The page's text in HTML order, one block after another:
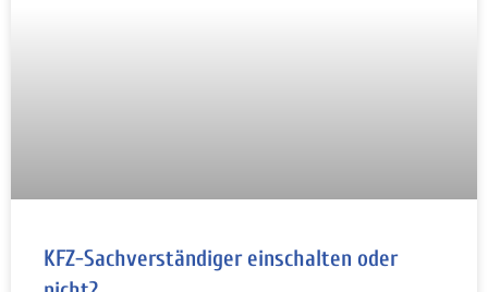
KFZ-Sachverständiger einschalten oder